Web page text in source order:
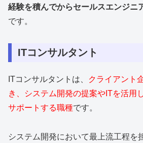
経験を積んでからセールスエンジニ
です。
ITコンサルタント
ITコンサルタントは、
クライアント
き、システム開発の提案やITを活用
サポートする職種です。
システム開発において最上流工程を